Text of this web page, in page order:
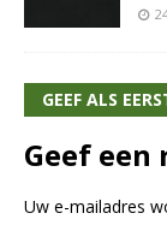
GEEF ALS
Geef een
Uw e-mailadres